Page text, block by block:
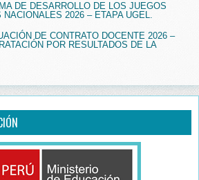
DE DESARROLLO DE LOS JUEGOS
2026 – ETAPA UGEL.
DE CONTRATO DOCENTE 2026 –
POR RESULTADOS DE LA